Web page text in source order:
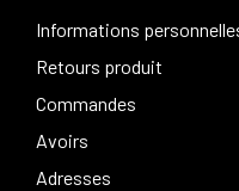
Informations
Retours produit
Commandes
Avoirs
Adresses